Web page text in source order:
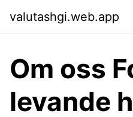
valutashgi.web.app
Om oss
levande